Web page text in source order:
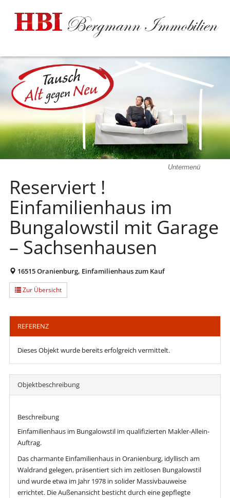
Untermenü
Reserviert !
Einfamilienhaus im
Bungalowstil mit Garage
– Sachsenhausen
16515 Oranienburg, Einfamilienhaus zum Kauf
Zur Übersicht
REFERENZ
Dieses Objekt wurde bereits erfolgreich vermittelt.
Objekt­beschreibung
Beschreibung
Einfamilienhaus im Bungalowstil im qualifizierten Makler-Allein-
Auftrag.
Das charmante Einfamilienhaus in Oranienburg, idyllisch am
Waldrand gelegen, präsentiert sich im zeitlosen Bungalowstil
und wurde etwa im Jahr 1978 in solider Massivbauweise
errichtet. Die Außenansicht besticht durch eine gepflegte